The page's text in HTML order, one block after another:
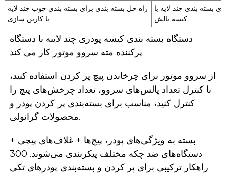
راه حل بسته بندی برای بسته بندی چوب چند لایه
با کارتن سازی
بسته بندی چند لایه با
کیسه بالش
دستگاه بسته بندی کیسه پودری چند لاینه با دستگاه
پرکننده مته سروو موتور کار می کند.
از سروو موتور برای چرخاندن پیچ پر کردن استفاده کنید،
با کنترل تعداد پالس‌های سروو، تعداد چرخش‌های پیچ را
کنترل کنید، مناسب برای بسته‌بندی پر کردن پودر و
محصولات گرانولی.
بسته به ویژگی‌های پودر، پیچ‌ها + غلاف‌های پیچی +
دستگاه‌های ضد چکه مختلف پیکربندی می‌شوند. 300
راهکار ترکیبی برای پر کردن و بسته‌بندی پودرهای تکی